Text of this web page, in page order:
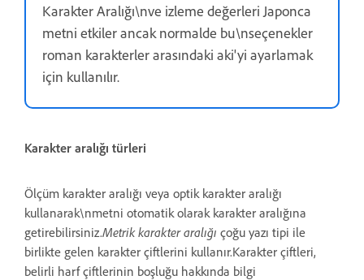
Karakter Aralığı\nve izleme değerleri Japonca
metni etkiler ancak normalde bu\nseçenekler
roman karakterler arasındaki aki'yi ayarlamak
için kullanılır.
Karakter aralığı türleri
Ölçüm karakter aralığı veya optik karakter aralığı
kullanarak\nmetni otomatik olarak karakter aralığına
getirebilirsiniz.Metrik karakter aralığı çoğu yazı tipi ile
birlikte gelen karakter çiftlerini kullanır.Karakter çiftleri,
belirli harf çiftlerinin boşluğu hakkında bilgi